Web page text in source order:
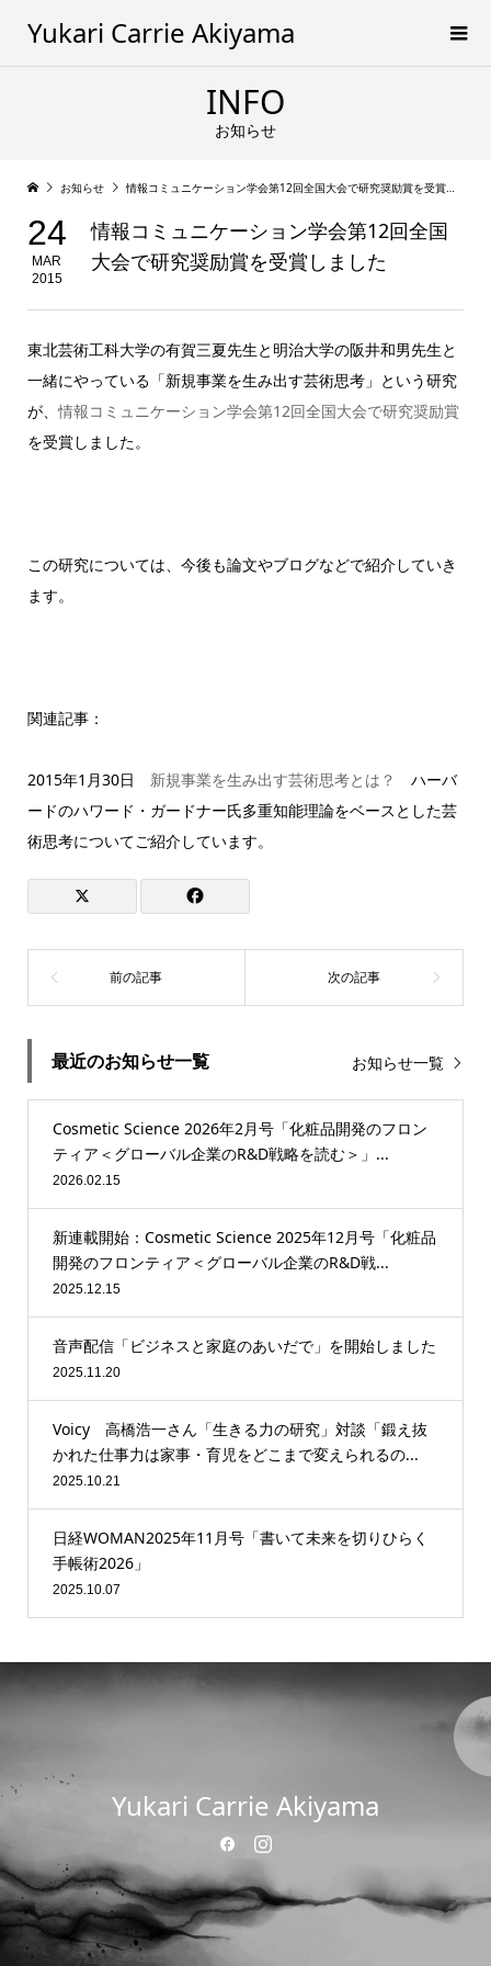
Yukari Carrie Akiyama
INFO
お知らせ
お知らせ 情報コミュニケーション学会第12回全国大会で研究奨励賞を受賞しました
24
MAR
2015
情報コミュニケーション学会第12回全国
大会で研究奨励賞を受賞しました
東北芸術工科大学の有賀三夏先生と明治大学の阪井和男先生と
一緒にやっている「新規事業を生み出す芸術思考」という研究
が、情報コミュニケーション学会第12回全国大会で研究奨励賞
を受賞しました。
この研究については、今後も論文やブログなどで紹介していき
ます。
関連記事：
2015年1月30日 新規事業を生み出す芸術思考とは？
ハーバ
ードのハワード・ガードナー氏多重知能理論をベースとした芸
術思考についてご紹介しています。
最近のお知らせ一覧 お知らせ一覧
Cosmetic Science 2026年2月号「化粧品開発のフロン
ティア＜グローバル企業のR&D戦略を読む＞」...
2026.02.15
新連載開始：Cosmetic Science 2025年12月号「化粧品
開発のフロンティア＜グローバル企業のR&D戦...
2025.12.15
音声配信「ビジネスと家庭のあいだで」を開始しました
2025.11.20
Voicy 高橋浩一さん「生きる力の研究」対談「鍛え抜
かれた仕事力は家事・育児をどこまで変えられるの...
2025.10.21
日経WOMAN2025年11月号「書いて未来を切りひらく
手帳術2026」
2025.10.07
Yukari Carrie Akiyama